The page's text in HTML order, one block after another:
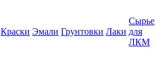
Краски Эмали Грунтовки Лаки
Сырье
для
ЛКМ